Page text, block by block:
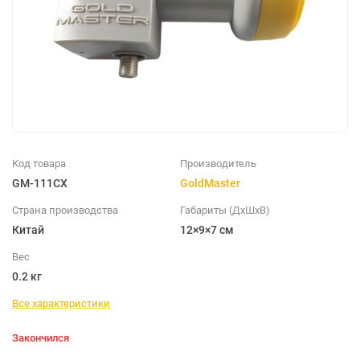
Код товара
GM-111CX
Производитель
GoldMaster
Страна производства
Китай
Габариты (ДхШхВ)
12×9×7 см
Вес
0.2 кг
Все характеристики
Закончился